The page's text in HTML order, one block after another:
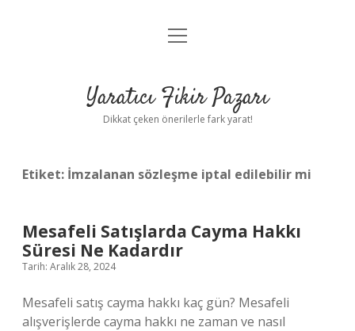
Anasayfa
Yasal Uyarı
menüyü
Yaratıcı Fikir Pazarı
Dikkat çeken önerilerle fark yarat!
Etiket: İmzalanan sözleşme iptal edilebilir mi
Mesafeli Satışlarda Cayma Hakkı
Süresi Ne Kadardır
Tarih: Aralık 28, 2024
Mesafeli satış cayma hakkı kaç gün? Mesafeli
alışverişlerde cayma hakkı ne zaman ve nasıl